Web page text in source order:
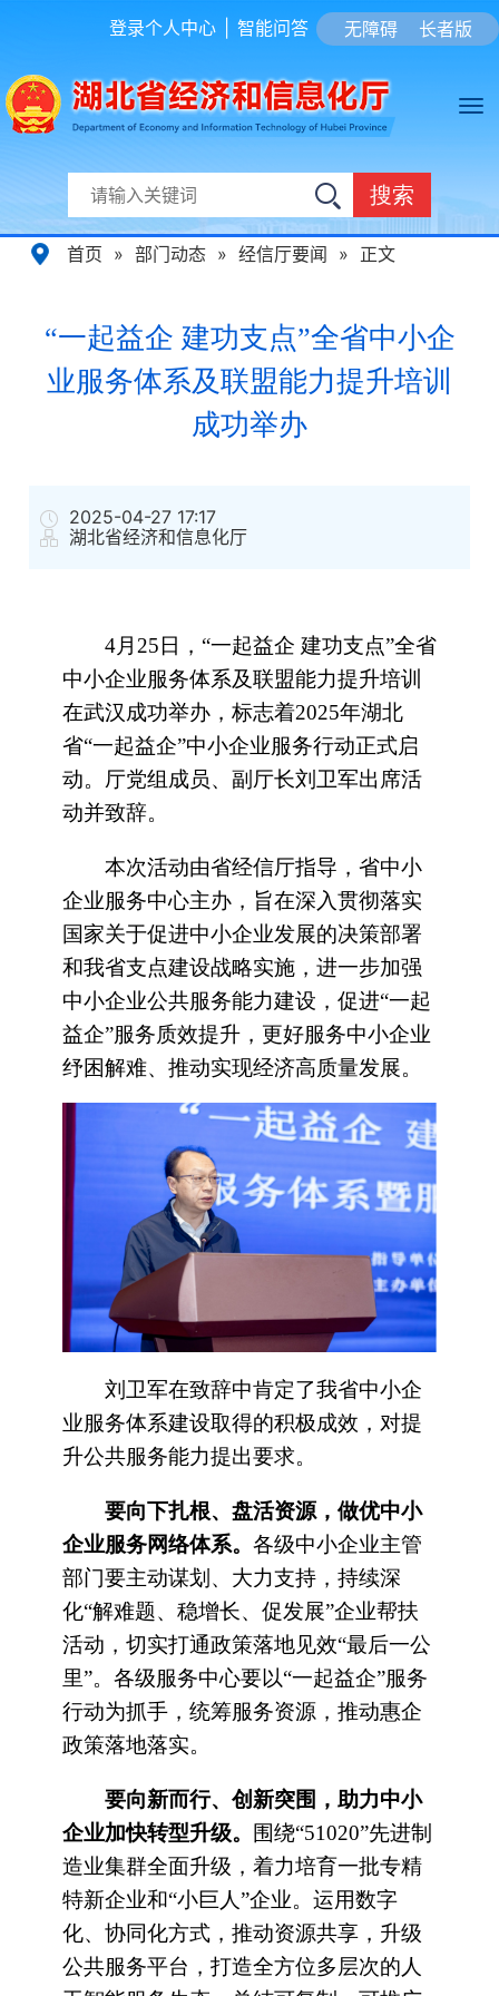
无障碍 长者版
登录个人中心 智能问答
搜索
首页 » 部门动态 » 经信厅要闻 » 正文
“一起益企 建功支点”全省中小企
业服务体系及联盟能力提升培训
成功举办
2025-04-27 17:17
湖北省经济和信息化厅
4月25日，“一起益企 建功支点”全省
中小企业服务体系及联盟能力提升培训
在武汉成功举办，标志着2025年湖北
省“一起益企”中小企业服务行动正式启
动。厅党组成员、副厅长刘卫军出席活
动并致辞。
本次活动由省经信厅指导，省中小
企业服务中心主办，旨在深入贯彻落实
国家关于促进中小企业发展的决策部署
和我省支点建设战略实施，进一步加强
中小企业公共服务能力建设，促进“一起
益企”服务质效提升，更好服务中小企业
纾困解难、推动实现经济高质量发展。
刘卫军在致辞中肯定了我省中小企
业服务体系建设取得的积极成效，对提
升公共服务能力提出要求。
要向下扎根、盘活资源，做优中小
企业服务网络体系。 各级中小企业主管
部门要主动谋划、大力支持，持续深
化“解难题、稳增长、促发展”企业帮扶
活动，切实打通政策落地见效“最后一公
里”。各级服务中心要以“一起益企”服务
行动为抓手，统筹服务资源，推动惠企
政策落地落实。
要向新而行、创新突围，助力中小
企业加快转型升级。
围绕“51020”先进制
造业集群全面升级，着力培育一批专精
特新企业和“小巨人”企业。运用数字
化、协同化方式，推动资源共享，升级
公共服务平台，打造全方位多层次的人